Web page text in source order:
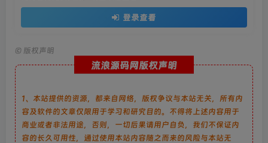
登录查看
© 版权声明
流浪源码网版权声明
1、本站提供的资源，都来自网络，版权争议与本站无关，所有内
容及软件的文章仅限用于学习和研究目的。不得将上述内容用于
商业或者非法用途，否则，一切后果请用户自负，我们不保证内
容的长久可用性，通过使用本站内容随之而来的风险与本站无